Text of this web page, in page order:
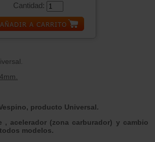
Cantidad:
producto Universal.
, acelerador (zona carburador) y cambio
modelos.